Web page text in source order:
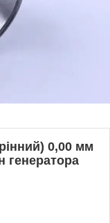
0,00 мм
генератора